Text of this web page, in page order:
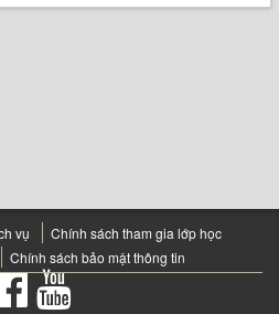
vụ
Chính sách tham gia lớp học
Chính sách bảo mật thông tin